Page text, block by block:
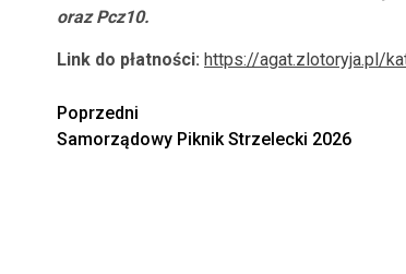
oraz Pcz10.
Link do płatności: https://agat.zlotoryja.pl/
Zobacz
wpisy
Poprzedni
Samorządowy Piknik Strzelecki 2026